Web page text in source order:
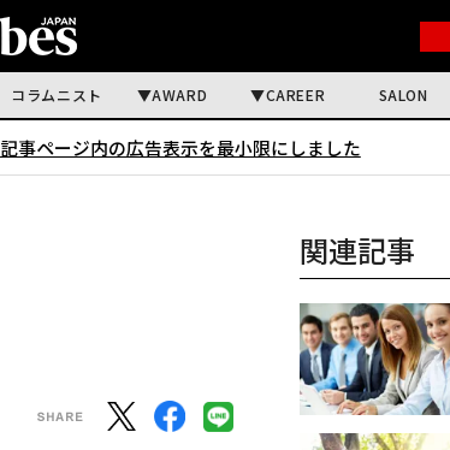
コラムニスト AWARD CAREER SALON
記事ページ内の広告表示を最小限にしました
関連記事